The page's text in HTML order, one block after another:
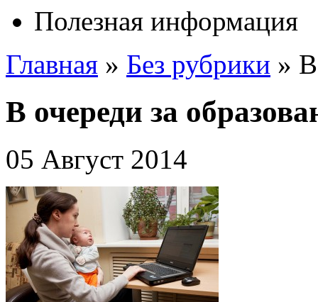
Полезная информация
Главная » Без рубрики »
В очереди за
05 Август 2014